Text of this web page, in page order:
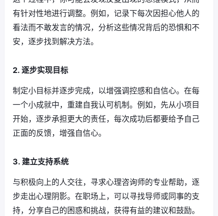
有针对性地进行调整。例如，记录下每次因担心他人的
看法而不敢发言的情况，分析这些情况背后的恐惧和不
安，逐步找到解决方法。
2. 逐步实现目标
制定小目标并逐步完成，以增强调控感和自信心。在每
一个小成就中，重建自我认可机制。例如，先从小项目
开始，逐步承担更大的责任，每次成功后都要给予自己
正面的反馈，增强自信心。
3. 建立支持系统
与积极向上的人交往，寻求心理咨询师的专业帮助，逐
步走出心理阴影。在职场上，可以寻找导师或同事的支
持，分享自己的困惑和挑战，获得有益的建议和鼓励。